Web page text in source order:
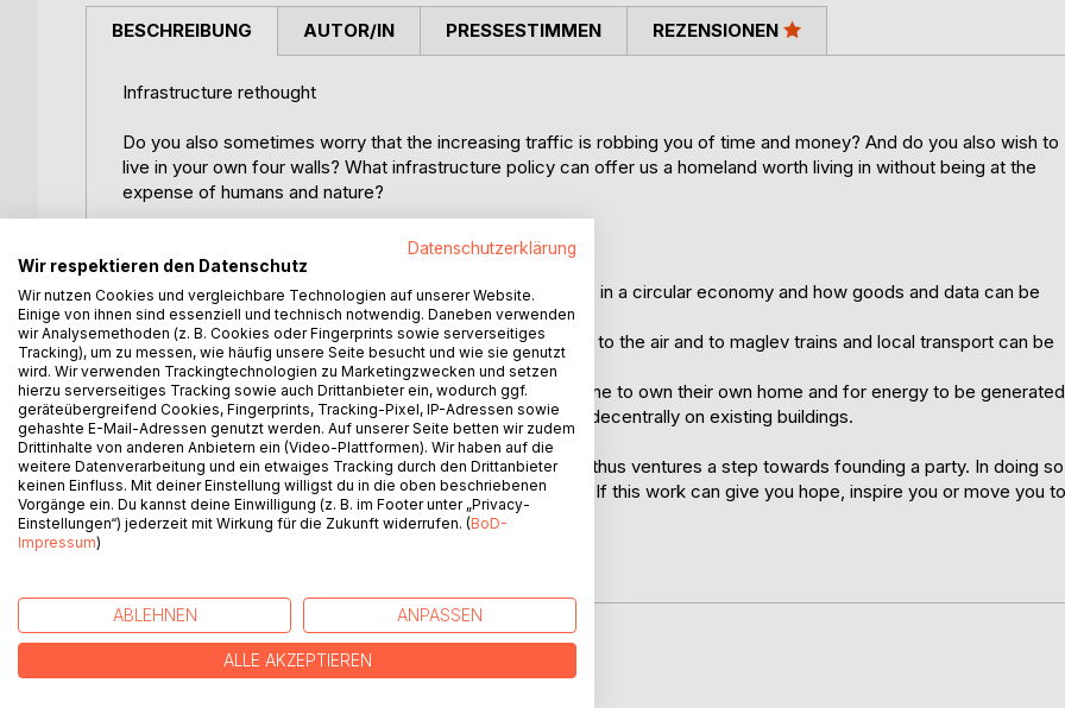
BESCHREIBUNG
Infrastructure rethought
Do you also sometimes worry that the increasing traffic is robbing you of time and money? And do you also wish to
live in your own four walls? What infrastructure policy can offer us a homeland worth living in without being at the
expense of humans and nature?
... how producers and disposers can make waste valuable in a circular economy and how goods and data can be
transported in underground networks.
... how long-distance transport for persons can be shifted to the air and to maglev trains and local transport can be
shifted to bicycles and carpools.
... which building projects can make it possible for everyone to own their own home and for energy to be generated
and stored both centrally from the moon and the sun and decentrally on existing buildings.
After 20 years of work on this book series, Andreas Seidl thus ventures a step towards founding a party. In doing
he entertains his readers both intellectually and visionarily. If this work can give you hope, inspire you or move you to
action, it has fulfilled its purpose.
AUTOR/IN PRESSESTIMMEN REZENSIONEN
WEITERE TITEL BEIBoD
Datenschutzerklärung
Wir respektieren den Datenschutz
Wir nutzen Cookies und vergleichbare Technologien auf unserer Website.
Einige von ihnen sind essenziell und technisch notwendig. Daneben verwenden
wir Analysemethoden (z. B. Cookies oder Fingerprints sowie serverseitiges
Tracking), um zu messen, wie häufig unsere Seite besucht und wie sie genutzt
wird. Wir verwenden Trackingtechnologien zu Marketingzwecken und setzen
hierzu serverseitiges Tracking sowie auch Drittanbieter ein, wodurch ggf.
geräteübergreifend Cookies, Fingerprints, Tracking-Pixel, IP-Adressen sowie
gehashte E-Mail-Adressen genutzt werden. Auf unserer Seite betten wir zudem
Drittinhalte von anderen Anbietern ein (Video-Plattformen). Wir haben auf die
weitere Datenverarbeitung und ein etwaiges Tracking durch den Drittanbieter
keinen Einfluss. Mit deiner Einstellung willigst du in die oben beschriebenen
Vorgänge ein. Du kannst deine Einwilligung (z. B. im Footer unter „Privacy-
Einstellungen“) jederzeit mit Wirkung für die Zukunft widerrufen. (BoD-
Impressum)
ABLEHNEN ANPASSEN
ALLE AKZEPTIEREN